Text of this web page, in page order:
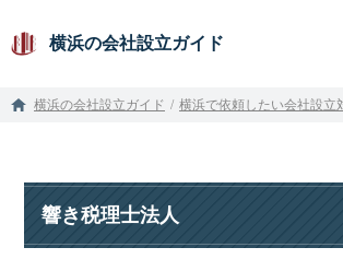
横浜の会社設立ガイド
横浜の会社設立ガイド / 横浜で依頼したい会社設立
響き税理士法人